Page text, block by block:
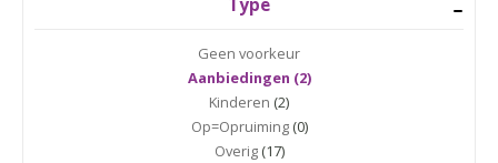
Type
Geen voorkeur
Aanbiedingen (2)
Kinderen (2)
Op=Opruiming(0)
Overig(17)